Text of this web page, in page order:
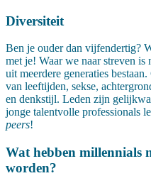
Diversiteit
Ben je ouder dan vijfendertig?
met je! Waar we naar streven
uit meerdere generaties
van leeftijden, sekse,
en denkstijl. Leden zijn
jonge talentvolle professionals
peers!
Wat hebben millennials
worden?